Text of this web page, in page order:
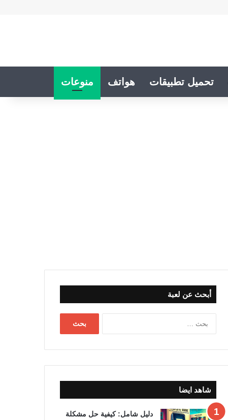
تحميل تطبيقات هواتف منوعات
أبحث عن لعبة
شاهد ايضا
دليل شامل: كيفية حل مشكلة